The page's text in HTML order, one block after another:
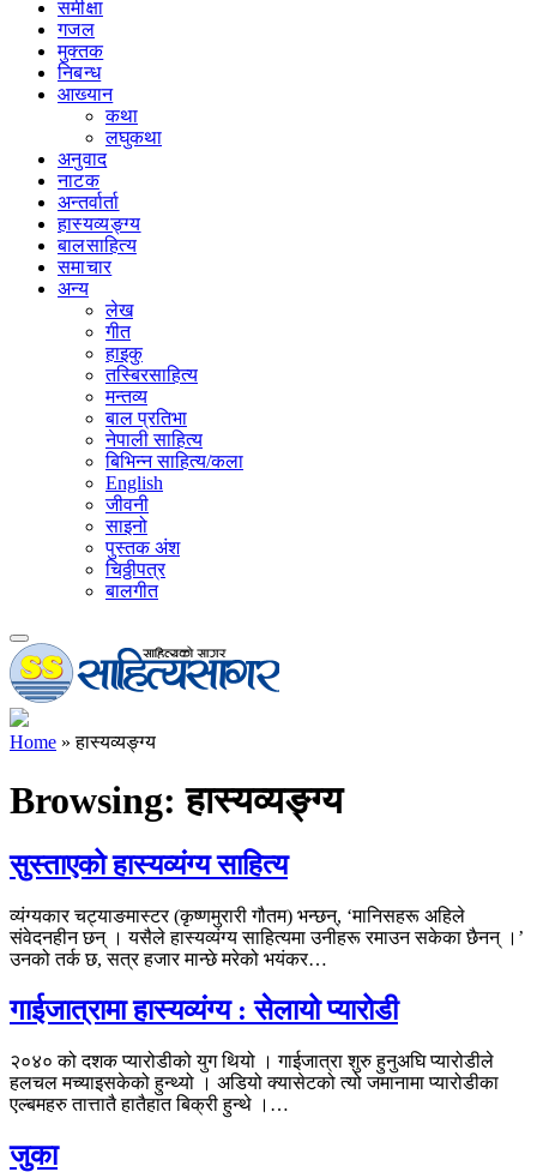
समीक्षा
गजल
मुक्तक
निबन्ध
आख्यान
कथा
लघुकथा
अनुवाद
नाटक
अन्तर्वार्ता
हास्यव्यङ्ग्य
बालसाहित्य
समाचार
अन्य
लेख
गीत
हाइकु
तस्बिरसाहित्य
मन्तव्य
बाल प्रतिभा
नेपाली साहित्य
बिभिन्न साहित्य/कला
English
जीवनी
साइनो
पुस्तक अंश
चिठ्ठीपत्र
बालगीत
Home »हास्यव्यङ्ग्य
Browsing:हास्यव्यङ्ग्य
सुस्ताएको हास्यव्यंग्य साहित्य
व्यंग्यकार चट्याङमास्टर (कृष्णमुरारी गौतम) भन्छन्, ‘मानिसहरू अहिले
संवेदनहीन छन् । यसैले हास्यव्यंग्य साहित्यमा उनीहरू रमाउन सकेका छैनन् ।’
उनको तर्क छ, सत्र हजार मान्छे मरेको भयंकर…
गाईजात्रामा हास्यव्यंग्य : सेलायो प्यारोडी
२०४० को दशक प्यारोडीको युग थियो । गाईजात्रा शुरु हुनुअघि प्यारोडीले
हलचल मच्याइसकेको हुन्थ्यो । अडियो क्यासेटको त्यो जमानामा प्यारोडीका
एल्बमहरु तात्तातै हातैहात बिक्री हुन्थे ।…
जुका